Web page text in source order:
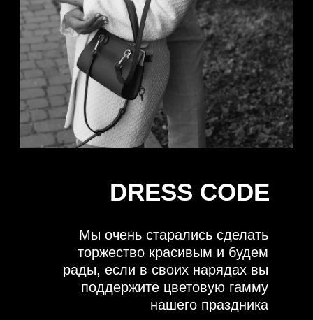
Мы очень старались сделать
торжество красивым и будем
рады, если в своих нарядах вы
поддержите цветовую гамму
нашего праздника
DRESS CODE